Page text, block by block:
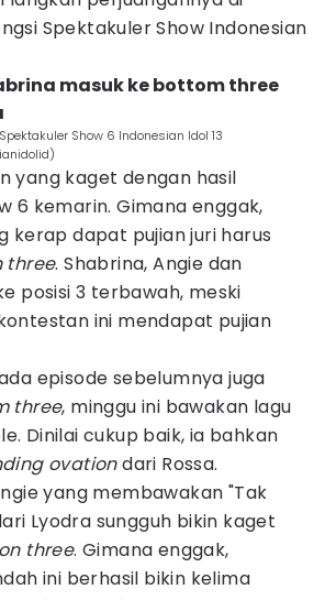
Spektakuler Show Indonesian
masuk ke bottom three
Show 6 Indonesian Idol 13
yang kaget dengan hasil
6 kemarin. Gimana enggak,
kerap dapat pujian juri harus
three. Shabrina, Angie dan
posisi 3 terbawah, meski
ini mendapat pujian
episode sebelumnya juga
three, minggu ini bawakan lagu
Dinilai cukup baik, ia bahkan
ovationdari Rossa.
yang membawakan "Tak
Lyodra sungguh bikin kaget
three. Gimana enggak,
ini berhasil bikin kelima